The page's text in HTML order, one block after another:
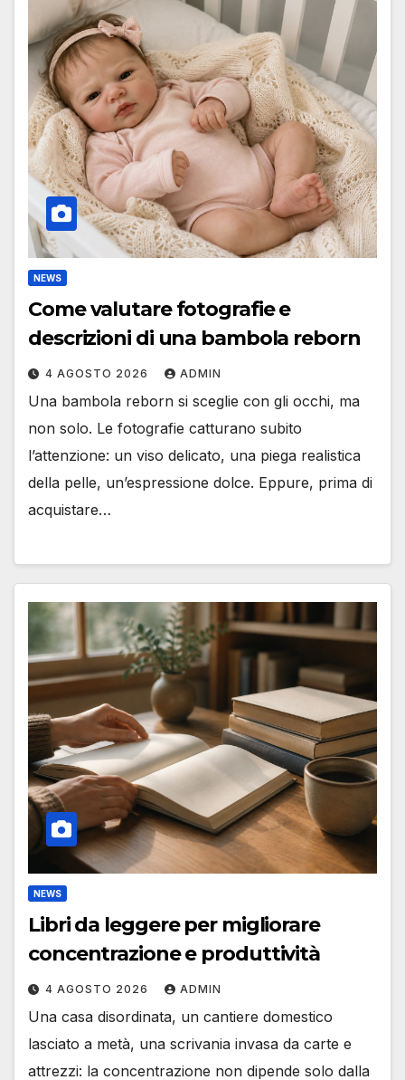
NEWS
Come valutare fotografie e
descrizioni di una bambola reborn
4 AGOSTO 2026 ADMIN
Una bambola reborn si sceglie con gli occhi, ma
non solo. Le fotografie catturano subito
l’attenzione: un viso delicato, una piega realistica
della pelle, un’espressione dolce. Eppure, prima di
acquistare…
NEWS
Libri da leggere per migliorare
concentrazione e produttività
4 AGOSTO 2026 ADMIN
Una casa disordinata, un cantiere domestico
lasciato a metà, una scrivania invasa da carte e
attrezzi: la concentrazione non dipende solo dalla